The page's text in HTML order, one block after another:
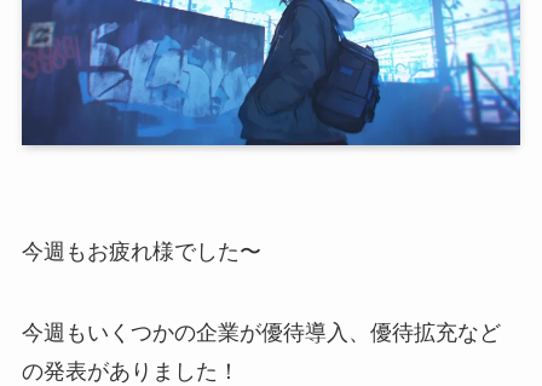
今週もお疲れ様でした〜
今週もいくつかの企業が優待導入、優待拡充など
の発表がありました！